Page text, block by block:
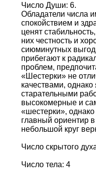
Число Души: 6.
Обладатели числа
спокойствием и
ценят
них честность и
сиюминутных
прибегают к
проблем,
«Шестерки» не
качествами,
старательными
высокомерные и
«шестерки»,
главный ориентир
небольшой круг
Число скрытого
Число тела: 4